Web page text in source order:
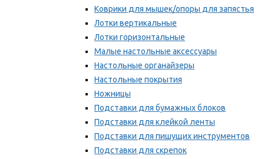
Коврики для мышек/опоры для запястья
Лотки вертикальные
Лотки горизонтальные
Малые настольные аксессуары
Настольные органайзеры
Настольные покрытия
Ножницы
Подставки для бумажных блоков
Подставки для клейкой ленты
Подставки для пишущих инструментов
Подставки для скрепок